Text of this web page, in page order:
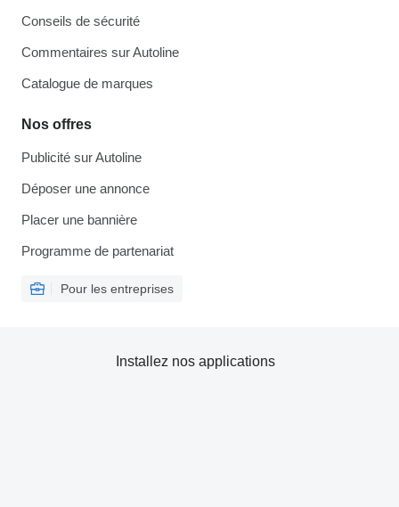
Conseils de sécurité
Commentaires sur Autoline
Catalogue de marques
Nos offres
Publicité sur Autoline
Déposer une annonce
Placer une bannière
Programme de partenariat
Pour les entreprises
Installez nos applications